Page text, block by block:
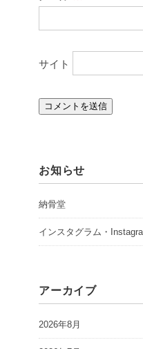
サイト
お知らせ
納骨堂
インスタグラム・
アーカイブ
2026年8月